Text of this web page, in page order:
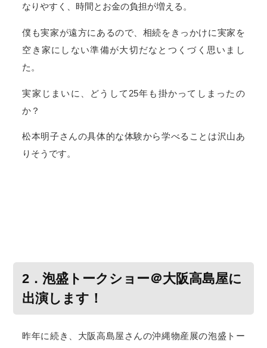
なりやすく、時間とお金の負担が増える。
僕も実家が遠方にあるので、相続をきっかけに実家を
空き家にしない準備が大切だなとつくづく思いまし
た。
実家じまいに、どうして25年も掛かってしまったの
か？
松本明子さんの具体的な体験から学べることは沢山あ
りそうです。
2．泡盛トークショー＠大阪高島屋に
出演します！
昨年に続き、大阪高島屋さんの沖縄物産展の泡盛トー